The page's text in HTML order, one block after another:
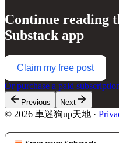
Continue reading
Substack app
Claim my free post
Or purchase a paid
Previous Next
© 2026 車迷狗up天地 ·